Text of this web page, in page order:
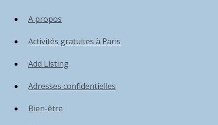
A propos
Activités gratuites à Paris
Add Listing
Adresses confidentielles
Bien-être